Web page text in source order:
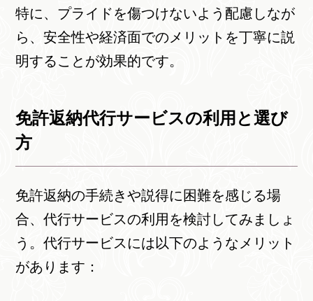
特に、プライドを傷つけないよう配慮しなが
ら、安全性や経済面でのメリットを丁寧に説
明することが効果的です。
免許返納代行サービスの利用と選び
方
免許返納の手続きや説得に困難を感じる場
合、代行サービスの利用を検討してみましょ
う。代行サービスには以下のようなメリット
があります：